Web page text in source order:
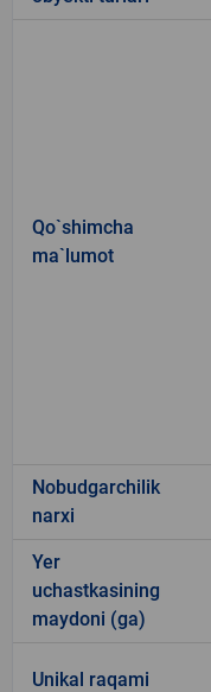
Qo`shimcha
ma`lumot
Nobudgarchilik
narxi
Yer
uchastkasining
maydoni (ga)
Unikal raqami